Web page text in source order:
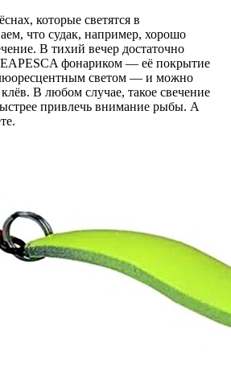
которые светятся в
что судак, например, хорошо
В тихий вечер достаточно
фонариком — её покрытие
светом — и можно
В любом случае, такое свечение
привлечь внимание рыбы. А